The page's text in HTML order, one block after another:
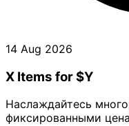
14 Aug 2026
X Items for $Y
Наслаждайтесь
фиксированными